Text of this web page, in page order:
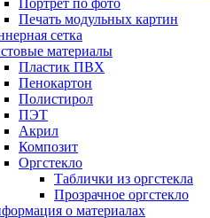
Портрет по фото
Печать модульных картин
сетка
материалы
Пластик ПВХ
Пенокартон
Полистирол
ПЭТ
Акрил
Композит
Оргстекло
Таблички из оргстекла
Прозрачное оргстекло
о материалах